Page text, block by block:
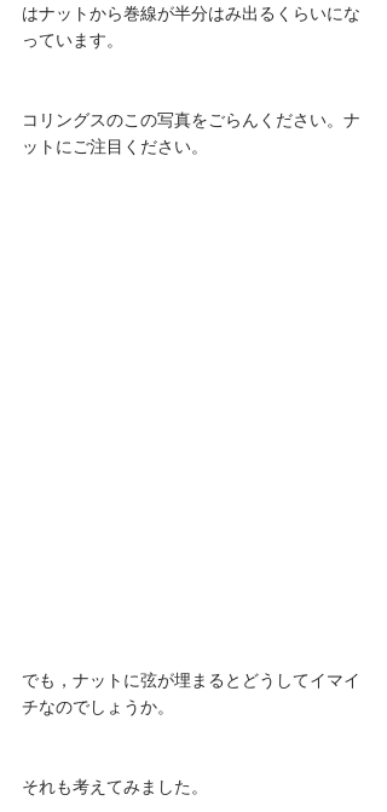
はナットから巻線が半分はみ出るくらいにな
っています。
コリングスのこの写真をごらんください。ナ
ットにご注目ください。
でも，ナットに弦が埋まるとどうしてイマイ
チなのでしょうか。
それも考えてみました。